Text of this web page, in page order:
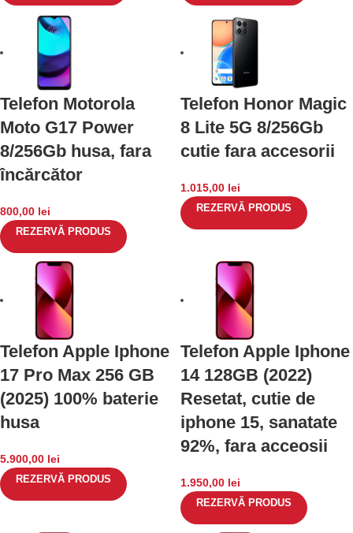
Telefon Motorola
Moto G17 Power
8/256Gb husa, fara
încărcător
800,00 lei
REZERVĂ PRODUS
Telefon Honor Magic
8 Lite 5G 8/256Gb
cutie fara accesorii
1.015,00 lei
REZERVĂ PRODUS
Telefon Apple Iphone
17 Pro Max 256 GB
(2025) 100% baterie
husa
5.900,00 lei
REZERVĂ PRODUS
Telefon Apple Iphone
14 128GB (2022)
Resetat, cutie de
iphone 15, sanatate
92%, fara acceosii
1.950,00 lei
REZERVĂ PRODUS